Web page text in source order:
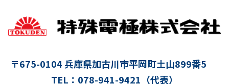
〒675-0104 兵庫県加古川市平岡町土山899番5
TEL：078-941-9421（代表）